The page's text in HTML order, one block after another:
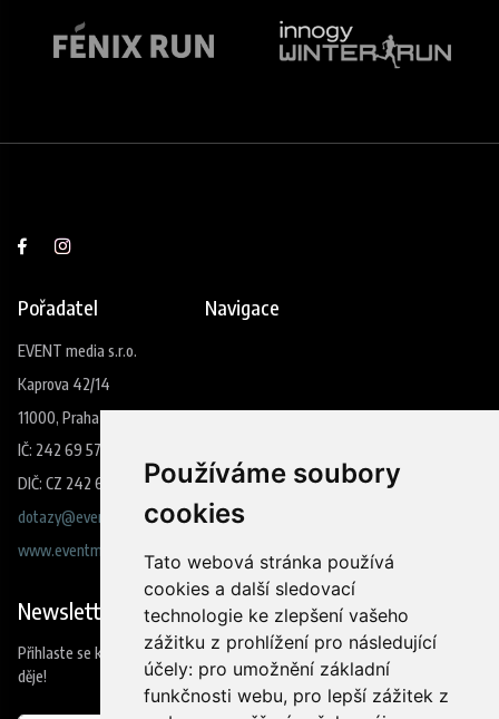
Používáme soubory
cookies
Tato webová stránka používá
cookies a další sledovací
technologie ke zlepšení vašeho
zážitku z prohlížení pro následující
účely: pro umožnění základní
funkčnosti webu, pro lepší zážitek z
Pořadatel
EVENT media s.r.o.
Kaprova 42/14
11000, Praha 1
IČ: 242 69 573
DIČ: CZ 242 69 573
dotazy@eventmedia.cz
www.eventmedia.cz
Navigace
Newsletter
Přihlaste se k odběru našeho newsleteru a budete jako první vědět co se
děje!